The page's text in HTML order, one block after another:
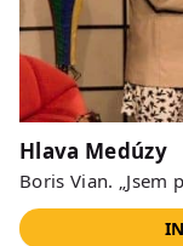
Hlava Medúzy
Boris Vian.